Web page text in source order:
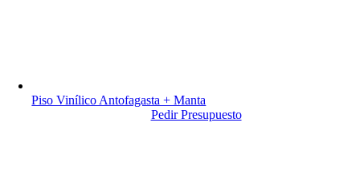
Piso Vinílico Antofagasta + Manta
Pedir Presupuesto